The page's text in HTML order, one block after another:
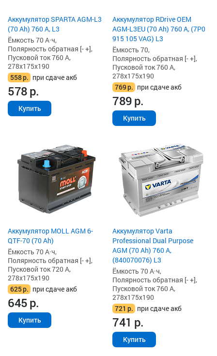
Аккумулятор SPARTA AGM-L3
(70 Ah) 760 А, L3
Ёмкость 70 А·ч,
Полярность обратная [- +],
Пусковой ток 760 А,
278x175x190
558р. при сдаче акб
578р.
Купить
Аккумулятор RDrive OEM
AGM-L3EU (70 Ah) 760 А, (7P0
915 105 VAG) L3
Ёмкость 70,
Полярность обратная [- +],
Пусковой ток 760 А,
278x175x190
769р. при сдаче акб
789р.
Купить
Аккумулятор MOLL AGM 6-
QTF-70 (70 Ah)
Ёмкость 70 А·ч,
Полярность обратная [- +],
Пусковой ток 720 А,
278x175x190
625р. при сдаче акб
645р.
Купить
Аккумулятор Varta
Professional Dual Purpose
AGM (70 Ah) 760 А,
(840070076) L3
Ёмкость 70 А·ч,
Полярность обратная [- +],
Пусковой ток 760 А,
278x175x190
721 р. при сдаче акб
741 р.
Купить